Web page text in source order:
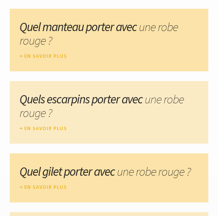
Quel manteau porter avecune robe
rouge ?
EN SAVOIR PLUS
Quels escarpins porter avecune robe
rouge ?
EN SAVOIR PLUS
Quel gilet porter avecune robe rouge ?
EN SAVOIR PLUS